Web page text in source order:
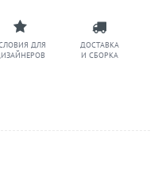
ДЛЯ
ДОСТАВКА
И СБОРКА